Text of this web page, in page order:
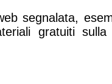
segnalata,
gratuiti sulla